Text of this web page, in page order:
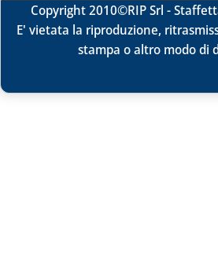
Copyright 2010©RIP Srl -
E' vietata la riproduzione,
stampa o altro modo di